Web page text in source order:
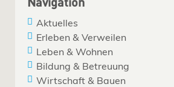
Navigation
Aktuelles
Erleben & Verweilen
Leben & Wohnen
Bildung & Betreuung
Wirtschaft & Bauen